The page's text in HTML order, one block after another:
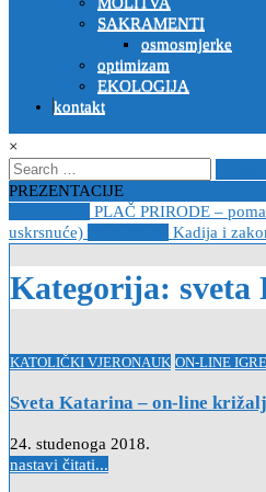
SAKRAMENTI
osmosmjerke
optimizam
EKOLOGIJA
kontakt
×
Search
for:
PREZENTACIJE
PLAČ PRIRODE –
uskrsnuće)
Kadija i
Kategorija: sveta
Posted
KATOLIČKI VJERONAUK ON-LINE
Sveta Katarina – on-line
24. studenoga 2018.
nastavi čitati...